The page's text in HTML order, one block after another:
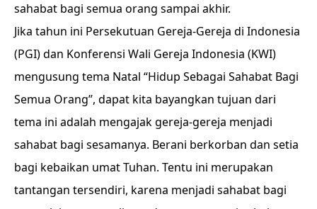
sahabat bagi semua orang sampai akhir.
Jika tahun ini Persekutuan Gereja-Gereja di Indonesia
(PGI) dan Konferensi Wali Gereja Indonesia (KWI)
mengusung tema Natal “Hidup Sebagai Sahabat Bagi
Semua Orang”, dapat kita bayangkan tujuan dari
tema ini adalah mengajak gereja-gereja menjadi
sahabat bagi sesamanya. Berani berkorban dan setia
bagi kebaikan umat Tuhan. Tentu ini merupakan
tantangan tersendiri, karena menjadi sahabat bagi